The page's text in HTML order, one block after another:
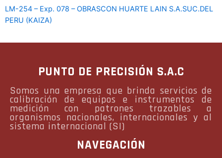
LM-254 – Exp. 078 – OBRASCON HUARTE LAIN S.A.SUC.DEL
PERU (KAIZA)
PUNTO DE PRECISIÓN S.A.C
Somos una empresa que brinda servicios de
calibración de equipos e instrumentos de
medición con patrones trazables a
organismos nacionales, internacionales y al
sistema internacional (SI)
NAVEGACIÓN